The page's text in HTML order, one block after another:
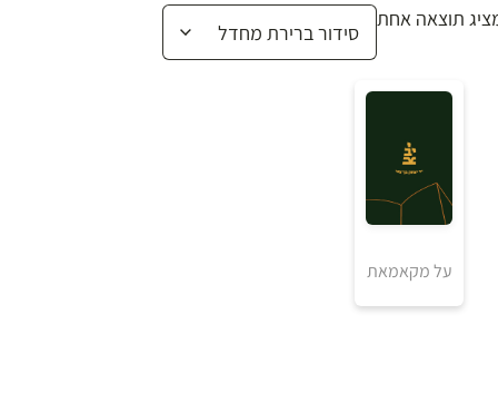
תוצאה אחת
₪
על מקאמאת